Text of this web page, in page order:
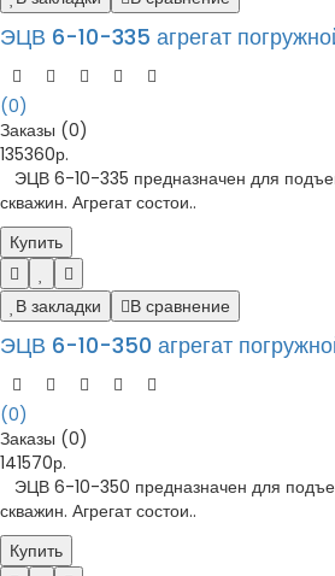
ЭЦВ 6-10-335 агрегат
(0)
Заказы (0)
135360р.
ЭЦВ 6-10-335 предназначен для
скважин. Агрегат состои..
Купить
В закладки В сравнение
ЭЦВ 6-10-350 агрегат
(0)
Заказы (0)
141570р.
ЭЦВ 6-10-350 предназначен для
скважин. Агрегат состои..
Купить